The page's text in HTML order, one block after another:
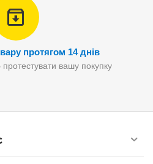
протягом 14 днів
вашу покупку